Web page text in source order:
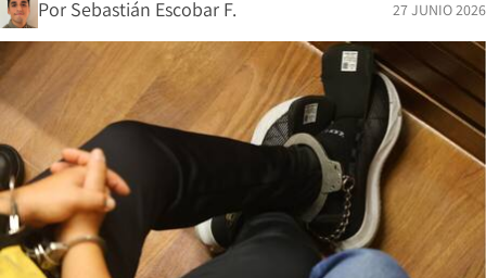
Por Sebastián Escobar F. 27 JUNIO 2026